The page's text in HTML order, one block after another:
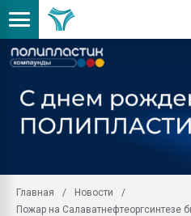
Главная
Новости
Пожар на Салаватнефтеоргсинтезе